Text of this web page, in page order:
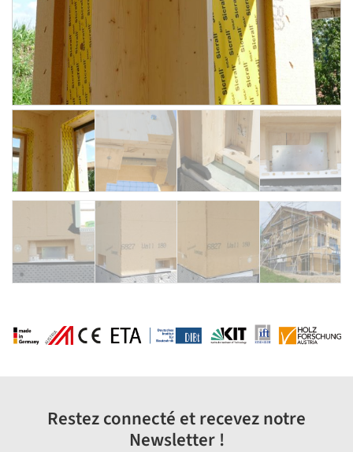
Restez connecté et recevez notre
Newsletter !